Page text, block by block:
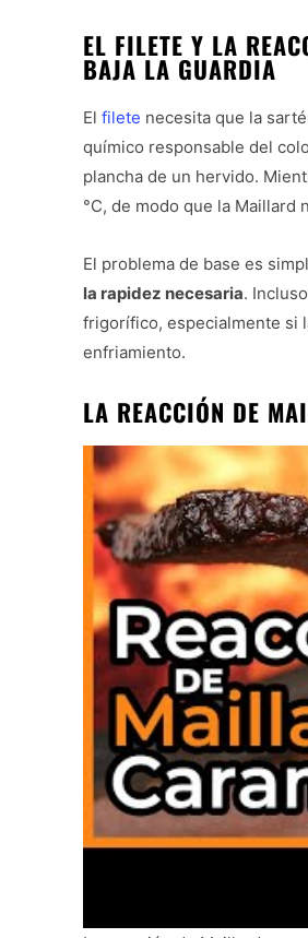
EL FILETE Y LA
BAJA LA GUARDIA
El filete necesita que la
químico responsable del
plancha de un hervido.
°C, de modo que la
El problema de base es
la rapidez necesaria.
frigorífico, especialmente si
enfriamiento.
LA REACCIÓN DE